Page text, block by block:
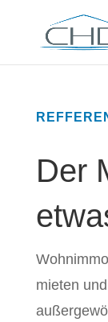
Der
mieten